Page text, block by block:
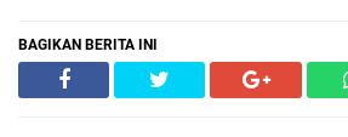
BAGIKAN BERITA INI